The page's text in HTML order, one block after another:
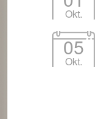
Okt.
05
Okt.